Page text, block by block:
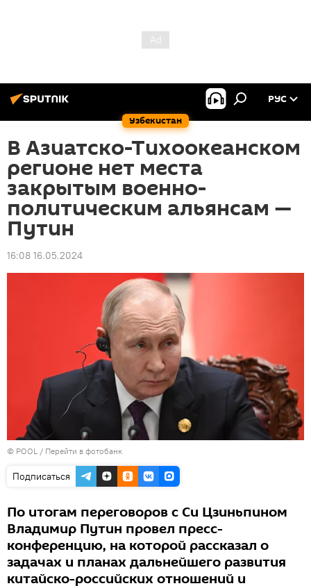
Узбекистан
РУС
В Азиатско-Тихоокеанском
регионе нет места
закрытым военно-
политическим альянсам —
Путин
16:08 16.05.2024
© POOL / Перейти в фотобанк
Подписаться
По итогам переговоров с Си Цзиньпином
Владимир Путин провел пресс-
конференцию, на которой рассказал о
задачах и планах дальнейшего развития
китайско-российских отношений и